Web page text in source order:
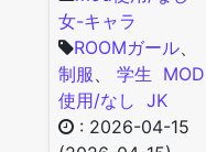
女-キャラ
ROOMガール、
制服
学生 MOD
使用/なし JK
: 2026-04-15